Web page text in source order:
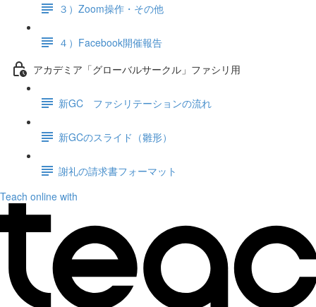
３）Zoom操作・その他
４）Facebook開催報告
アカデミア「グローバルサークル」ファシリ用
新GC ファシリテーションの流れ
新GCのスライド（雛形）
謝礼の請求書フォーマット
Teach online with